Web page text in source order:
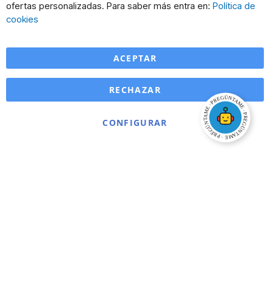
ofertas personalizadas. Para saber más entra en: Política de
cookies
ACEPTAR
CONFIGURAR
RECHAZAR